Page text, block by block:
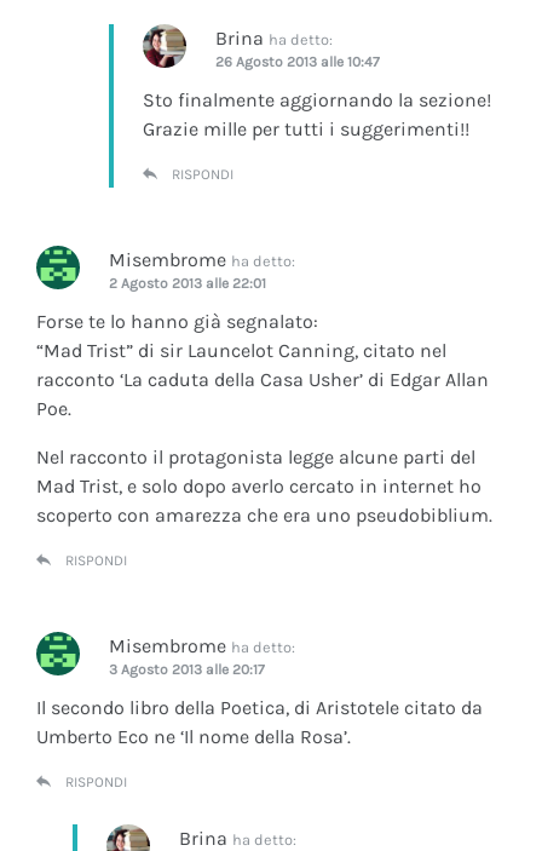
Brina ha detto:
26 Agosto 2013 alle 10:47
Sto finalmente aggiornando la sezione!
Grazie mille per tutti i suggerimenti!!
RISPONDI
Misembrome ha detto:
2 Agosto 2013 alle 22:01
Forse te lo hanno già segnalato:
“Mad Trist” di sir Launcelot Canning, citato nel
racconto ‘La caduta della Casa Usher’ di Edgar Allan
Poe.
Nel racconto il protagonista legge alcune parti del
Mad Trist, e solo dopo averlo cercato in internet ho
scoperto con amarezza che era uno pseudobiblium.
RISPONDI
Misembrome ha detto:
3 Agosto 2013 alle 20:17
Il secondo libro della Poetica, di Aristotele citato da
Umberto Eco ne ‘Il nome della Rosa’.
RISPONDI
Brina ha detto: